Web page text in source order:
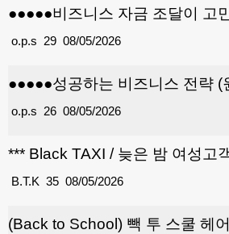
●●●●●비즈니스 자금 조달이 고
29
o.p.s 08/05/2026
●●●●●성공하는 비즈니스 전략
26
o.p.s 08/05/2026
*** Black TAXI / 늦은 밤 여성고
35
B.T.K 08/05/2026
(Back to School) 빽 투 스쿨 헤